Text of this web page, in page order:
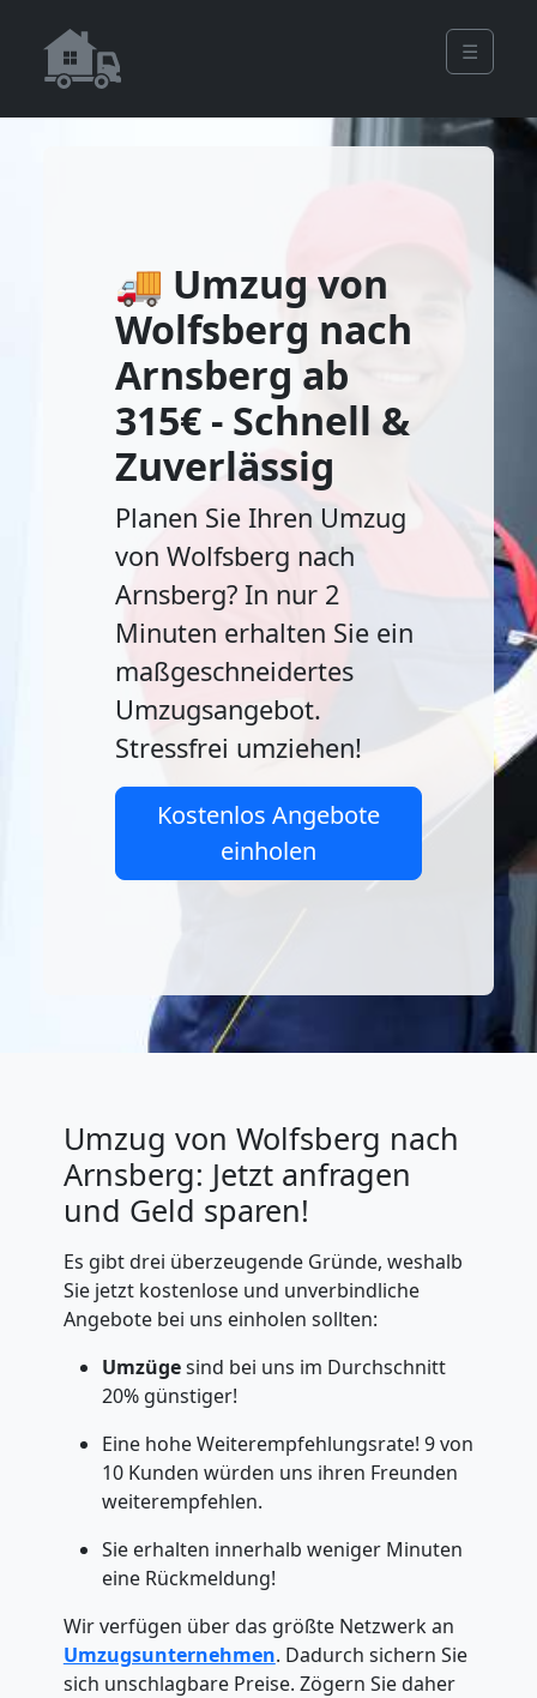
☰
🚚 Umzug von
Wolfsberg nach
Arnsberg ab
315€ - Schnell &
Zuverlässig
Planen Sie Ihren Umzug
von Wolfsberg nach
Arnsberg? In nur 2
Minuten erhalten Sie ein
maßgeschneidertes
Umzugsangebot.
Stressfrei umziehen!
Kostenlos Angebote
einholen
Umzug von Wolfsberg nach
Arnsberg: Jetzt anfragen
und Geld sparen!
Es gibt drei überzeugende Gründe, weshalb
Sie jetzt kostenlose und unverbindliche
Angebote bei uns einholen sollten:
Umzügesind bei uns im Durchschnitt
20% günstiger!
Eine hohe Weiterempfehlungsrate! 9 von
10 Kunden würden uns ihren Freunden
weiterempfehlen.
Sie erhalten innerhalb weniger Minuten
eine Rückmeldung!
Wir verfügen über das größte Netzwerk an
Umzugsunternehmen. Dadurch sichern Sie
sich unschlagbare Preise. Zögern Sie daher